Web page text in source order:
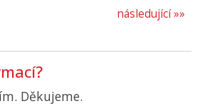
následující »»
Děkujeme.